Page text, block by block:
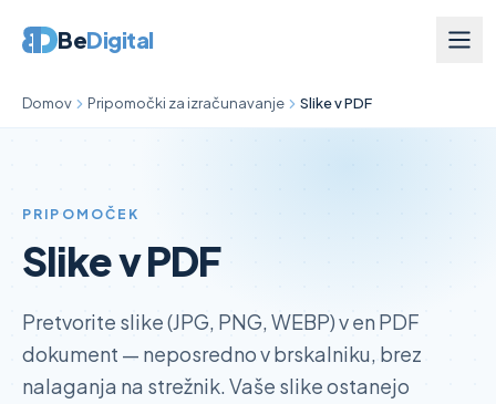
BeDigital
Domov Pripomočki za izračunavanje Slike v PDF
PRIPOMOČEK
Slike v PDF
Pretvorite slike (JPG, PNG, WEBP) v en PDF
dokument — neposredno v brskalniku, brez
nalaganja na strežnik. Vaše slike ostanejo